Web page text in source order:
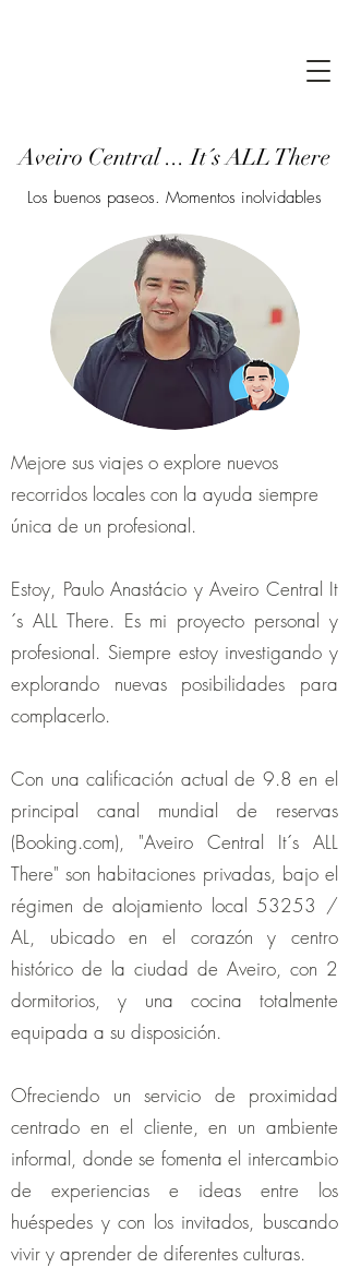
Aveiro Central ... It´s ALL There
Los buenos paseos. Momentos inolvidables
Mejore sus viajes o explore nuevos
recorridos locales con la ayuda siempre
única de un profesional.
Estoy, Paulo Anastácio y Aveiro Central It
´s ALL There. Es mi proyecto personal y
profesional. Siempre estoy investigando y
explorando nuevas posibilidades para
complacerlo.
Con una calificación actual de 9.8 en el
principal canal mundial de reservas
(Booking.com), "Aveiro Central It´s ALL
There" son habitaciones privadas, bajo el
régimen de alojamiento local 53253 /
AL, ubicado en el corazón y centro
histórico de la ciudad de Aveiro, con 2
dormitorios, y una cocina totalmente
equipada a su disposición.
Ofreciendo un servicio de proximidad
centrado en el cliente, en un ambiente
informal, donde se fomenta el intercambio
de experiencias e ideas entre los
huéspedes y con los invitados, buscando
vivir y aprender de diferentes culturas.